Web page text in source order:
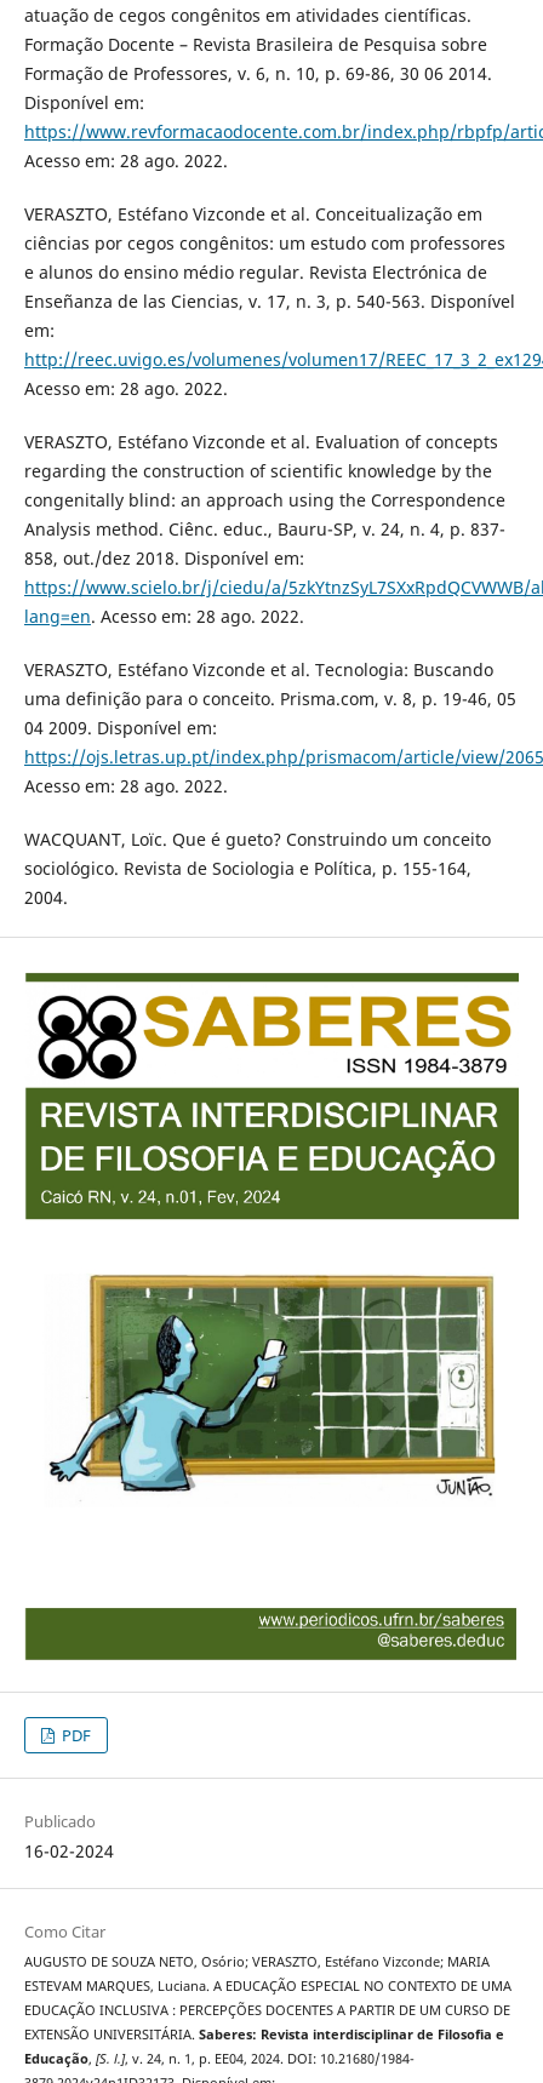
atuação de cegos congênitos em atividades científicas.
Formação Docente – Revista Brasileira de Pesquisa sobre
Formação de Professores, v. 6, n. 10, p. 69-86, 30 06 2014.
Disponível em:
https://www.revformacaodocente.com.br/index.php/rbpfp/
Acesso em: 28 ago. 2022.
VERASZTO, Estéfano Vizconde et al. Conceitualização em
ciências por cegos congênitos: um estudo com professores
e alunos do ensino médio regular. Revista Electrónica de
Enseñanza de las Ciencias, v. 17, n. 3, p. 540-563. Disponível
em:
http://reec.uvigo.es/volumenes/volumen17/
Acesso em: 28 ago. 2022.
VERASZTO, Estéfano Vizconde et al. Evaluation of concepts
regarding the construction of scientific knowledge by the
congenitally blind: an approach using the Correspondence
Analysis method. Ciênc. educ., Bauru-SP, v. 24, n. 4, p. 837-
858, out./dez 2018. Disponível em:
https://www.scielo.br/j/ciedu/a/5zkYtnzSyL7SXxRpdQCVWWB/
lang=en. Acesso em: 28 ago. 2022.
VERASZTO, Estéfano Vizconde et al. Tecnologia: Buscando
uma definição para o conceito. Prisma.com, v. 8, p. 19-46, 05
04 2009. Disponível em:
https://ojs.letras.up.pt/index.php/prismacom/article/view/
Acesso em: 28 ago. 2022.
WACQUANT, Loïc. Que é gueto? Construindo um conceito
sociológico. Revista de Sociologia e Política, p. 155-164,
2004.
PDF
Publicado
16-02-2024
Como Citar
AUGUSTO DE SOUZA NETO, Osório; VERASZTO, Estéfano Vizconde; MARIA
ESTEVAM MARQUES, Luciana. A EDUCAÇÃO ESPECIAL NO CONTEXTO DE UMA
EDUCAÇÃO INCLUSIVA : PERCEPÇÕES DOCENTES A PARTIR DE UM CURSO DE
EXTENSÃO UNIVERSITÁRIA. Saberes: Revista interdisciplinar de Filosofia e
Educação, [S. l.], v. 24, n. 1, p. EE04, 2024. DOI: 10.21680/1984-